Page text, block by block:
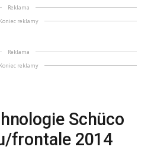
Reklama
Koniec reklamy
Reklama
Koniec reklamy
Schüco
frontale 2014